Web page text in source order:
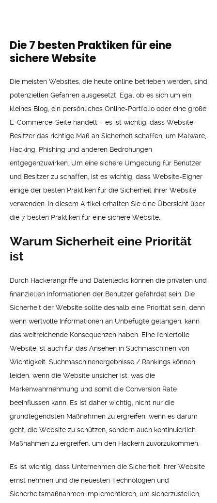
Die 7 besten Praktiken für eine
sichere Website
Die meisten Websites, die heute online betrieben werden, sind
potenziellen Gefahren ausgesetzt. Egal ob es sich um ein
kleines Blog, ein persönliches Online-Portfolio oder eine große
E-Commerce-Seite handelt – es ist wichtig, dass Website-
Besitzer das richtige Maß an Sicherheit schaffen, um Malware,
Hacking, Phishing und anderen Bedrohungen
entgegenzuwirken. Um eine sichere Umgebung für Benutzer
und Besitzer zu schaffen, ist es wichtig, dass Website-Eigner
einige der besten Praktiken für die Sicherheit ihrer Website
verwenden. In diesem Artikel erhalten Sie eine Übersicht über
die 7 besten Praktiken für eine sichere Website.
Warum Sicherheit eine Priorität
ist
Durch Hackerangriffe und Datenlecks können die privaten und
finanziellen Informationen der Benutzer gefährdet sein. Die
Sicherheit der Website sollte deshalb eine Priorität sein, denn
wenn wertvolle Informationen an Unbefugte gelangen, kann
das weitreichende Konsequenzen haben. Eine fehlertolle
Website ist auch für das Ansehen in Suchmaschinen von
Wichtigkeit. Suchmaschinenergebnisse / Rankings können
leiden, wenn die Website unsicher ist, was die
Markenwahrnehmung und somit die Conversion Rate
beeinflussen kann. Es ist daher wichtig, nicht nur die
grundlegendsten Maßnahmen zu ergreifen, wenn es darum
geht, die Website zu schützen, sondern auch kontinuierlich
Maßnahmen zu ergreifen, um den Hackern zuvorzukommen.
Es ist wichtig, dass Unternehmen die Sicherheit ihrer Website
ernst nehmen und die neuesten Technologien und
Sicherheitsmaßnahmen implementieren, um sicherzustellen,